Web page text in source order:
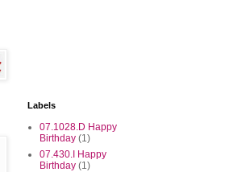
Labels
07.1028.D Happy
Birthday (1)
07.430.I Happy
Birthday (1)